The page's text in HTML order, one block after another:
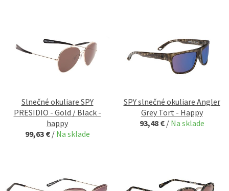
Slnečné okuliare SPY
PRESIDIO - Gold / Black -
happy
99,63 € / Na sklade
SPY slnečné okuliare Angler
Grey Tort - Happy
93,48 € / Na sklade